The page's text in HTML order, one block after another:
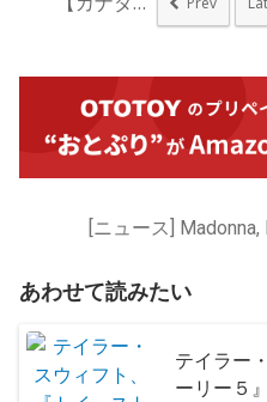
あわせて読みたい
テイラー
ーリー５